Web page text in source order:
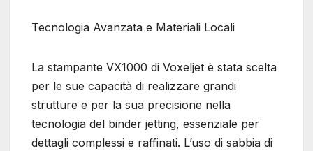
Tecnologia Avanzata e Materiali Locali
La stampante VX1000 di Voxeljet è stata scelta
per le sue capacità di realizzare grandi
strutture e per la sua precisione nella
tecnologia del binder jetting, essenziale per
dettagli complessi e raffinati. L’uso di sabbia di